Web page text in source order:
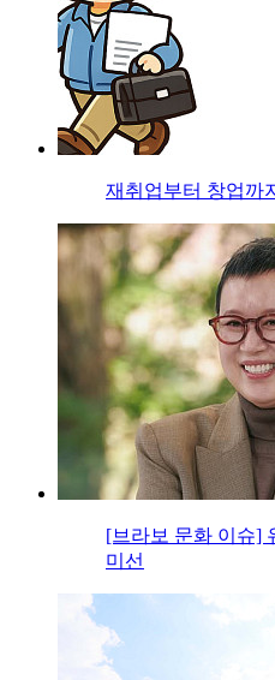
재취업부터 창업까
[브라보 문화 이슈]
미선